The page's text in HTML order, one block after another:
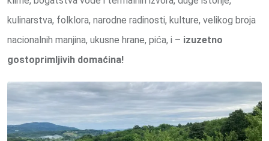
kulinarstva, folklora, narodne radinosti, kulture, velikog broja
nacionalnih manjina, ukusne hrane, pića, i – izuzetno
gostoprimljivih domaćina!